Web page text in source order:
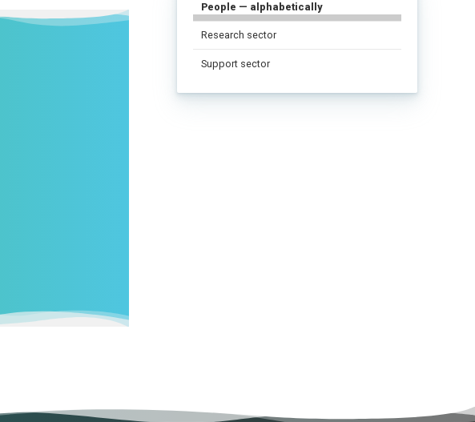
People — alphabetically
Research sector
Support sector